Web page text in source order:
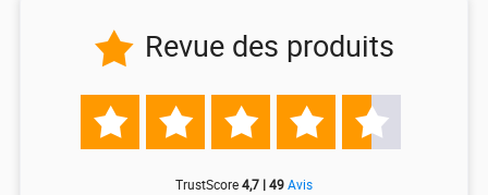
 Revue des produits
    
TrustScore4,7 | 49Avis